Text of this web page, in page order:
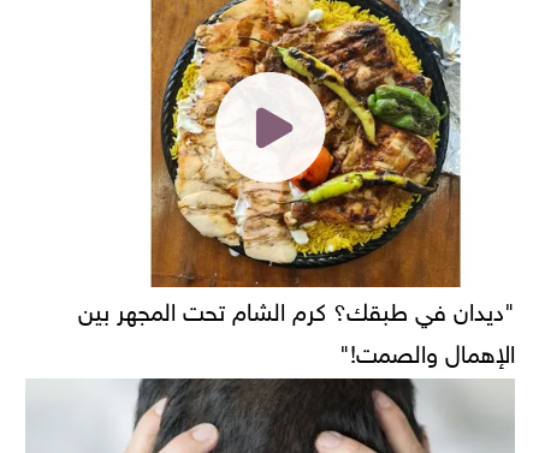
"ديدان في طبقك؟ كرم الشام تحت المجهر بين
الإهمال والصمت!"